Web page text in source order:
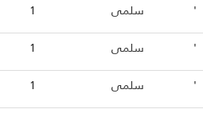
' سلمى 1
' سلمى 1
' سلمى 1